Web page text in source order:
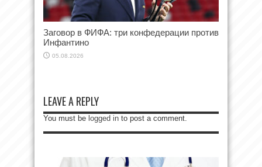
Заговор в ФИФА: три конфедерации против
Инфантино
05.08.2026
LEAVE A REPLY
You must be logged in to post a comment.